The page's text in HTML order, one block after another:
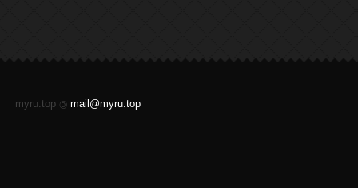
myru.top © mail@myru.top